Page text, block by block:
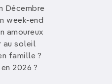
Décembre
week-end
amoureux
au soleil
famille ?
2026 ?